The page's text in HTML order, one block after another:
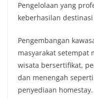
Pengelolaan yang
keberhasilan
Pengembangan
masyarakat setempat
wisata bersertifikat,
dan menengah
penyediaan